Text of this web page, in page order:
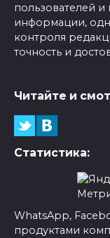
пользователей
информации,
контроля
точность и
Читайте и
Статистика:
WhatsApp,
продуктами